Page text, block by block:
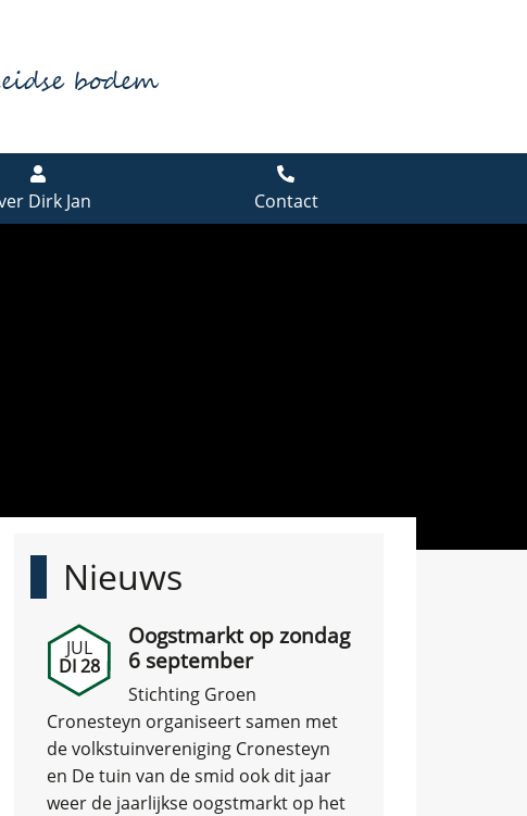
bodem
Dirk Jan Contact
Nieuws
JUL
DI 28
Oogstmarkt op zondag
6 september
Stichting Groen
Cronesteyn organiseert samen met
de volkstuinvereniging Cronesteyn
en De tuin van de smid ook dit jaar
weer de jaarlijkse oogstmarkt op het